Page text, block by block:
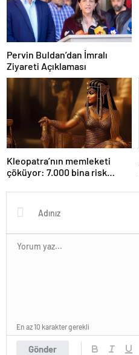
Pervin Buldan’dan İmralı
Ziyareti Açıklaması
Kleopatra’nın memleketi
çöküyor: 7.000 bina risk
Gönder
En az 10 karakter gerekli